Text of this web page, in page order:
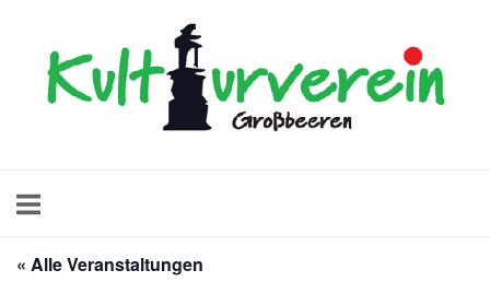
content
« Alle Veranstaltungen